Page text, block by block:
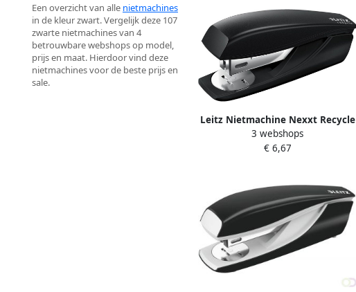
Een overzicht van alle nietmachines
in de kleur zwart. Vergelijk deze 107
zwarte nietmachines van 4
betrouwbare webshops op model,
prijs en maat. Hierdoor vind deze
nietmachines voor de beste prijs en
sale.
Leitz Nietmachine Nexxt Recycle
klimaatneutraal klein 25 vel
zwart
3 webshops
€ 6,67